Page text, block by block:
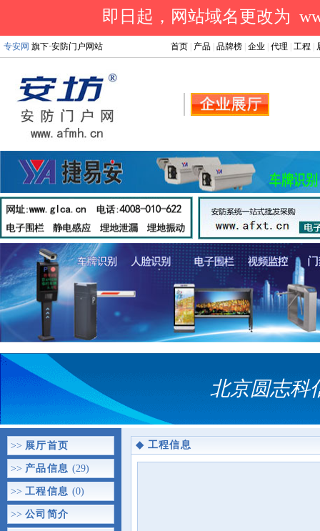
即日起，网站域名更改为
专安网 旗下·安防门户网站 首页 产品 品牌榜 企业 代理 工程
北京圆志科
>> 展厅首页
>> 产品信息 (29)
>> 工程信息 (0)
>> 公司简介
◆ 工程信息